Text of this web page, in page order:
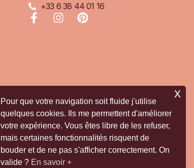
Pour que votre navigation soit fluide j'utilise
quelques cookies. Ils me permettent d'améliorer
votre expérience. Vous êtes libre de les refuser,
mais certaines fonctionnalités risquent de
bouder et de ne pas s'afficher correctement. On
valide ? En savoir +
x
+33 6 38 44 01 16
F
o
-
f
I
r
m
P
e
s
t